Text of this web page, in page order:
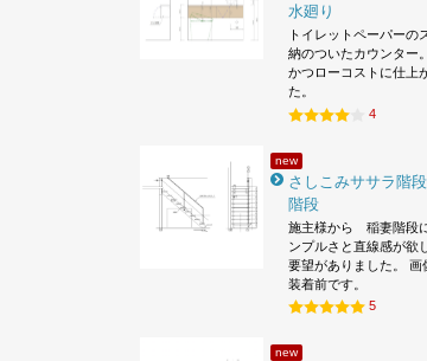
水廻り
トイレットペーパーの
納のついたカウンター
かつローコストに仕上
た。
4
new
さしこみササラ階段
階段
施主様から 稲妻階段
ンプルさと直線感が
要望がありました。 画
装着前です。
5
new